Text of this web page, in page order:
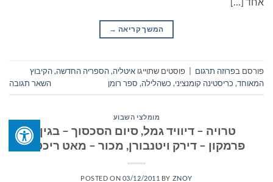
המשך קריאה →
פורסם בפרוזה תרגום פוסטים שתוייגו איטליה,הספריה החדשה,הקיבוץ
המאוחד, כריסטינה קומנציני, כשהלילה, ספר רומן השאר תגובה
מומלצי השבוע
טרויה – דיוויד גמל, סיום הסכסוך – בגין,
פרמקון – דירק ויטנבורן, מכור – מאט ריכטל
POSTED ON 03/12/2011 BY ZNOY